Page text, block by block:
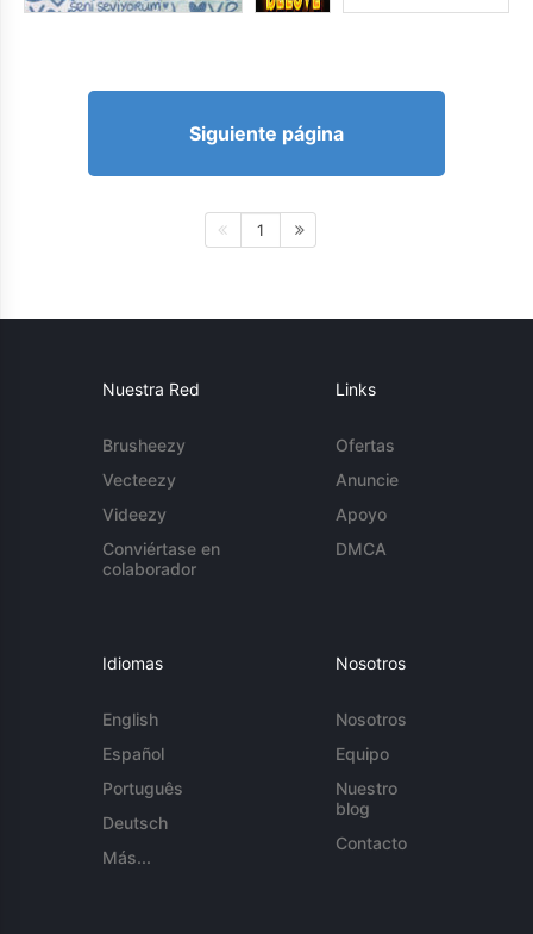
Siguiente página
1
Nuestra Red
Brusheezy
Vecteezy
Videezy
Conviértase en
colaborador
Links
Ofertas
Anuncie
Apoyo
DMCA
Idiomas
English
Español
Português
Deutsch
Más...
Nosotros
Nosotros
Equipo
Nuestro
blog
Contacto